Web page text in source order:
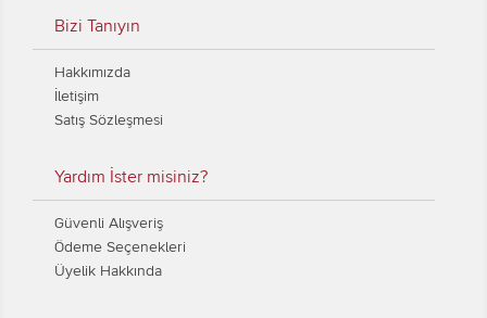
Bizi Tanıyın
Hakkımızda
İletişim
Satış Sözleşmesi
Yardım İster misiniz?
Güvenli Alışveriş
Ödeme Seçenekleri
Üyelik Hakkında